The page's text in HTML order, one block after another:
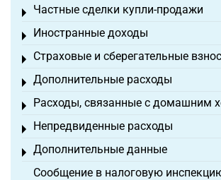
Частные сделки купли-продажи
Toggle menu
Иностранные доходы
Toggle menu
Страховые и сберегательные
Toggle menu
Дополнительные расходы
Toggle menu
Расходы, связанные с домашним
Toggle menu
Непредвиденные расходы
Toggle menu
Дополнительные данные
Toggle menu
Сообщение в налоговую